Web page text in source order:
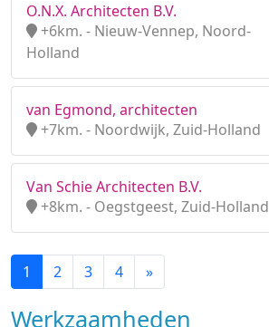
O.N.X. Architecten B.V.
+6km. - Nieuw-Vennep, Noord-
Holland
van Egmond, architecten
+7km. - Noordwijk, Zuid-Holland
Van Schie Architecten B.V.
+8km. - Oegstgeest, Zuid-Holland
1 2 3 4 »
Werkzaamheden